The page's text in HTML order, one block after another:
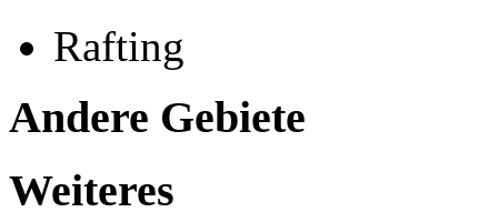
Rafting
Andere Gebiete
Weiteres